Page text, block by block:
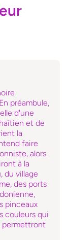
préambule,
d'une
et de
la
faire
alors
à la
du village
des ports
pinceaux
couleurs qui
permettront